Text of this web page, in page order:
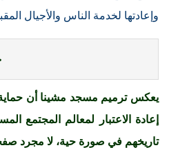
وإعادتها لخدمة الناس والأجيال
يعكس ترميم مسجد مشينا أن حماية
إعادة الاعتبار لمعالم المجتمع
تاريخهم في صورة حية، لا مجرد